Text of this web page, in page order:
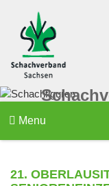
Menu
21.